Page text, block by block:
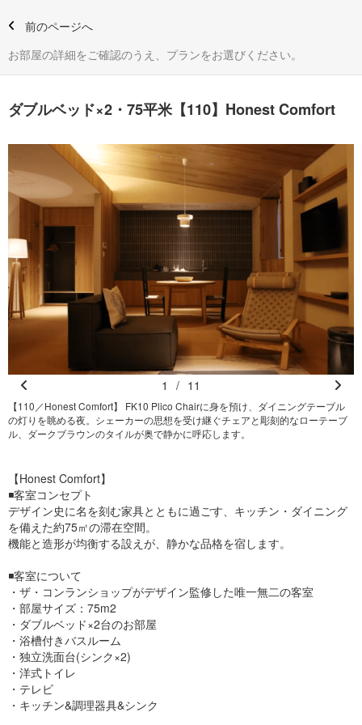
前のページへ
お部屋の詳細をご確認のうえ、プランをお選びください。
ダブルベッド×2・75平米【110】Honest Comfort
Pr
e
vi
u
s
【110／Honest Comfort】 FK10 Plico Chairに身を預け、ダイニングテーブル
の灯りを眺める夜。シェーカーの思想を受け継ぐチェアと彫刻的なローテーブ
ル、ダークブラウンのタイルが奥で静かに呼応します。
N
e
1 / 11
【Honest Comfort】
◾️客室コンセプト
デザイン史に名を刻む家具とともに過ごす、キッチン・ダイニング
を備えた約75㎡の滞在空間。
機能と造形が均衡する設えが、静かな品格を宿します。
◾️客室について
・ザ・コンランショップがデザイン監修した唯一無二の客室
・部屋サイズ：75m2
・ダブルベッド×2台のお部屋
・浴槽付きバスルーム
・独立洗面台(シンク×2)
・洋式トイレ
・テレビ
・キッチン&調理器具&シンク